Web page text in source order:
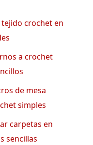
crochet en
a crochet
de mesa
simples
carpetas en
sencillas